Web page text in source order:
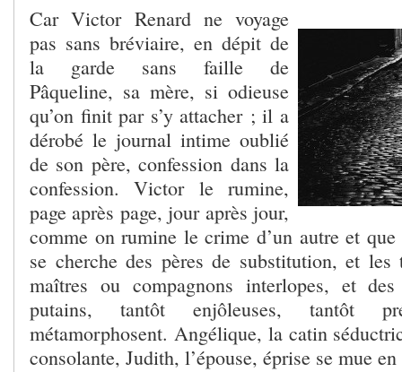
Car Victor Renard ne voyage
pas sans bréviaire, en dépit de
la garde sans faille de
Pâqueline, sa mère, si odieuse
qu’on finit par s’y attacher ; il a
dérobé le journal intime oublié
de son père, confession dans la
confession. Victor le rumine,
page après page, jour après jour,
comme on rumine le crime d’un autre et
se cherche des pères de substitution, et les
maîtres ou compagnons interlopes, et
putains, tantôt enjôleuses, tantôt
métamorphosent. Angélique, la catin
consolante, Judith, l’épouse, éprise se mue